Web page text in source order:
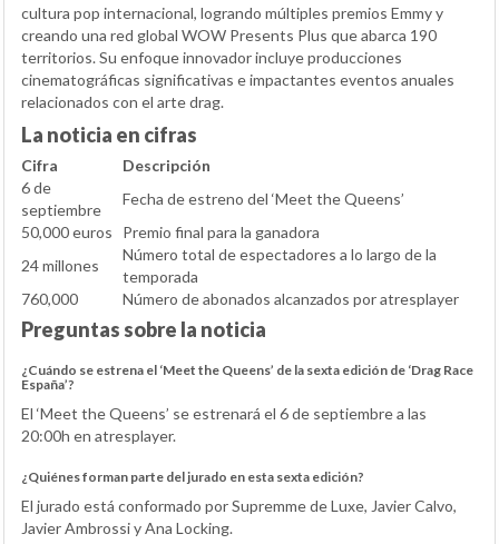
cultura pop internacional, logrando múltiples premios Emmy y
creando una red global WOW Presents Plus que abarca 190
territorios. Su enfoque innovador incluye producciones
cinematográficas significativas e impactantes eventos anuales
relacionados con el arte drag.
La noticia en cifras
Cifra
Descripción
6 de
septiembre
Fecha de estreno del ‘Meet the Queens’
50,000 euros
Premio final para la ganadora
24 millones
Número total de espectadores a lo largo de la
temporada
760,000
Número de abonados alcanzados por atresplayer
Preguntas sobre la noticia
¿Cuándo se estrena el ‘Meet the Queens’ de la sexta edición de ‘Drag Race
España’?
El ‘Meet the Queens’ se estrenará el 6 de septiembre a las
20:00h en atresplayer.
¿Quiénes forman parte del jurado en esta sexta edición?
El jurado está conformado por Supremme de Luxe, Javier Calvo,
Javier Ambrossi y Ana Locking.